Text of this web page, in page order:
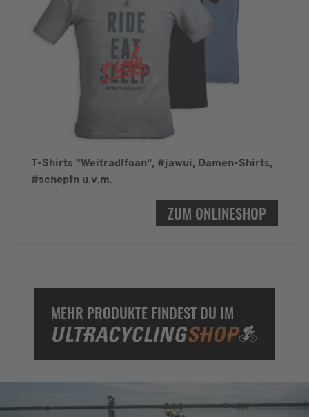
T-Shirts "Weitradlfoan", #jawui, Damen-Shirts,
#schepfn u.v.m.
ZUM ONLINESHOP
MEHR PRODUKTE FINDEST DU IM